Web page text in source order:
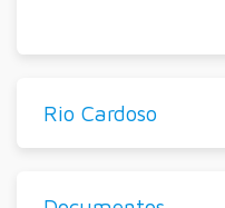
Rio Cardoso